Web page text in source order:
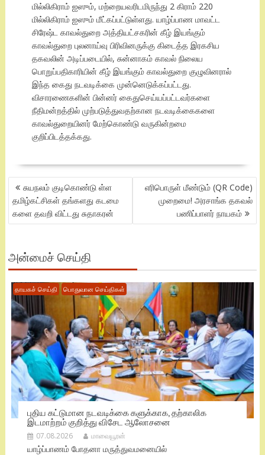
மில்லிகிராம் ஐஸும், மற்றையவரிடமிருந்து 2 கிராம் 220
மில்லிகிராம் ஐஸும் மீட்கப்பட்டுள்ளது. யாழ்ப்பாண மாவட்ட
சிரேஷ்ட காவல்துறை அத்தியட்சகரின் கீழ் இயங்கும்
காவல்துறை புலனாய்வு பிரிவினருக்கு கிடைத்த இரகசிய
தகவலின் அடிப்படையில், சுன்னாகம் காவல் நிலைய
பொறுப்பதிகாரியின் கீழ் இயங்கும் காவல்துறை குழுவினரால்
இந்த கைது நடவடிக்கை முன்னெடுக்கப்பட்டது.
விசாரணைகளின் பின்னர் கைதுசெய்யப்பட்டவர்களை
நீதிமன்றத்தில் முற்படுத்துவதற்கான நடவடிக்கைகளை
காவல்துறையினர் மேற்கொண்டு வருகின்றமை
குறிப்பிடத்தக்கது.
POST
NAVIGATION
சுயநலம் குடிகொண்டு ள்ள
தமிழ்கட்சிகள் தங்களது கடமை
களை தவறி விட்டது சுதாகரன்
எரிபொருள் மீண்டும் (QR Code)
முறைமை! அரசாங்க தகவல்
பணிப்பாளர் நாயகம்
அன்மைச் செய்தி
தாயகச் செய்தி பொதுவான செய்திகள்
புதிய கட்டுமான நடவடிக்கை களுக்காக, தற்காலிக
இடமாற்றம் குறித்து விசேட ஆலோசனை
07.08.2026 மாவையூரன்
யாழ்ப்பாணம் போதனா மருத்துவமனையில்